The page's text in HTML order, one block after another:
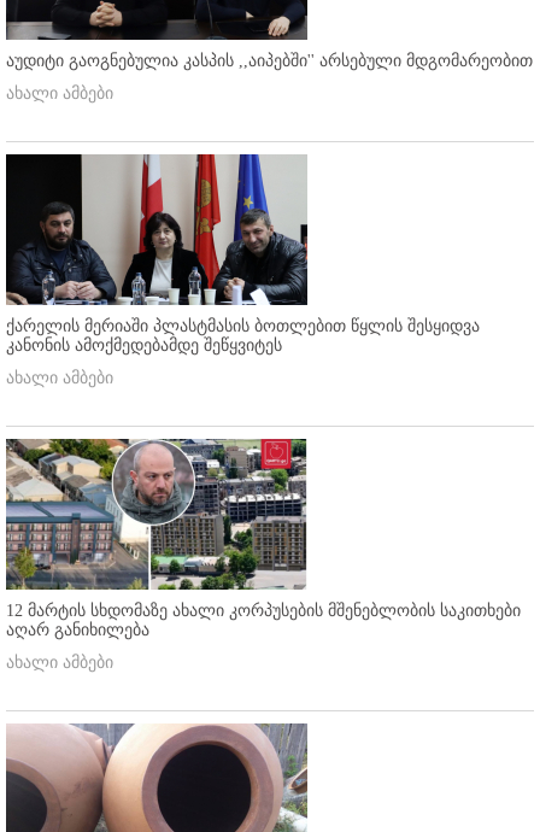
აუდიტი გაოგნებულია კასპის ,,აიპებში'' არსებული მდგომარეობით
ახალი ამბები
ქარელის მერიაში პლასტმასის ბოთლებით წყლის შესყიდვა
კანონის ამოქმედებამდე შეწყვიტეს
ახალი ამბები
12 მარტის სხდომაზე ახალი კორპუსების მშენებლობის საკითხები
აღარ განიხილება
ახალი ამბები